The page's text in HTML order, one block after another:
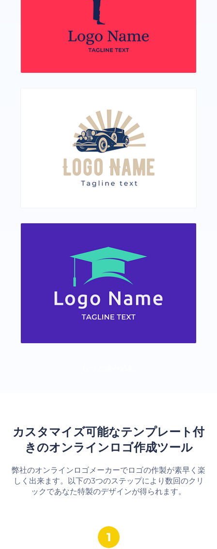
カスタマイズ可能なテンプレート付
きのオンラインロゴ作成ツール
弊社のオンラインロゴメーカーでロゴの作製が素早く楽
しく出来ます。以下の3つのステップにより数回のクリ
ックであなた特製のデザインが得られます。